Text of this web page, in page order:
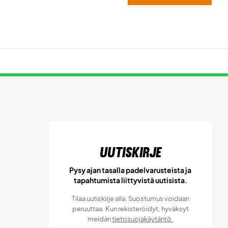
Uutiskirje
Pysy ajan tasalla padelvarusteista ja
tapahtumista liittyvistä uutisista.
Tilaa uutiskirje alla. Suostumus voidaan
peruuttaa. Kun rekisteröidyt, hyväksyt
meidäntietosuojakäytäntö.